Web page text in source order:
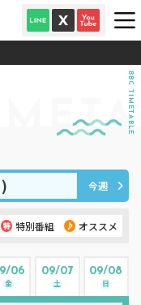
BBC TIMETABLE
今週
特別番組 オススメ
06
金
09/07
土
09/08
日